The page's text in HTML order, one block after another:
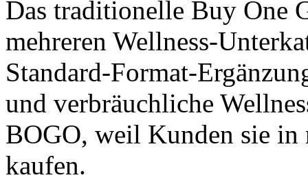
Das traditionelle Buy One
mehreren Wellness-
Standard-Format-
und verbräuchliche
BOGO, weil Kunden sie
kaufen.